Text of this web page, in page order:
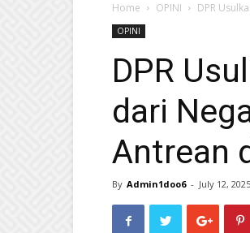
Home OPINI DPR
OPINI
DPR
dari
Antrean
By Admin1doo6 - July 12, 2025